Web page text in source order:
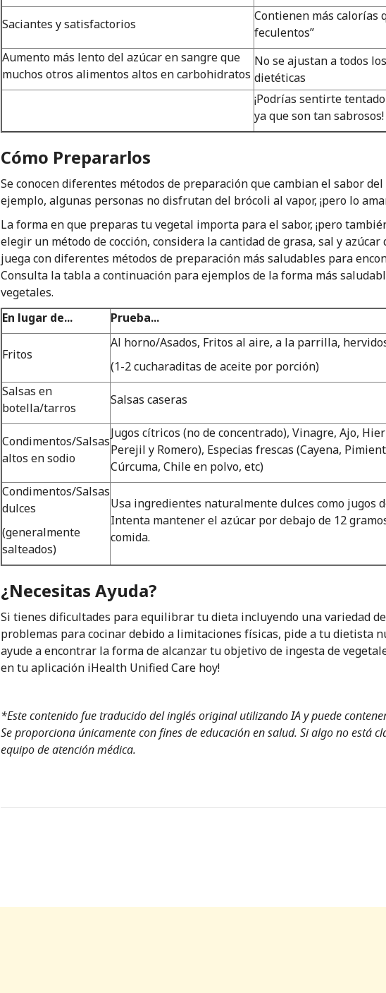
Saciantes y satisfactorios
Contienen más calorías
feculentos”
Aumento más lento del azúcar en sangre que
muchos otros alimentos altos en carbohidratos
No se ajustan a todos
dietéticas
¡Podrías sentirte
ya que son tan sabrosos!
Cómo Prepararlos
Se conocen diferentes métodos de preparación que cambian el sabor
ejemplo, algunas personas no disfrutan del brócoli al vapor, ¡pero lo
La forma en que preparas tu vegetal importa para el sabor, ¡pero
elegir un método de cocción, considera la cantidad de grasa, sal y azúcar
juega con diferentes métodos de preparación más saludables para
Consulta la tabla a continuación para ejemplos de la forma más
vegetales.
En lugar de...
Prueba...
Fritos
Al horno/Asados, Fritos al aire, a la parrilla,
(1-2 cucharaditas de aceite por porción)
Salsas en
botella/tarros
Salsas caseras
Condimentos/Salsas
altos en sodio
Jugos cítricos (no de concentrado), Vinagre, Ajo,
Perejil y Romero), Especias frescas (Cayena,
Cúrcuma, Chile en polvo, etc)
Condimentos/Salsas
dulces
(generalmente
salteados)
Usa ingredientes naturalmente dulces como jugos
Intenta mantener el azúcar por debajo de 12
comida.
¿Necesitas Ayuda?
Si tienes dificultades para equilibrar tu dieta incluyendo una variedad
problemas para cocinar debido a limitaciones físicas, pide a tu dietista
ayude a encontrar la forma de alcanzar tu objetivo de ingesta de
en tu aplicación iHealth Unified Care hoy!
*Este contenido fue traducido del inglés original utilizando IA y puede
Se proporciona únicamente con fines de educación en salud. Si algo no está
equipo de atención médica.